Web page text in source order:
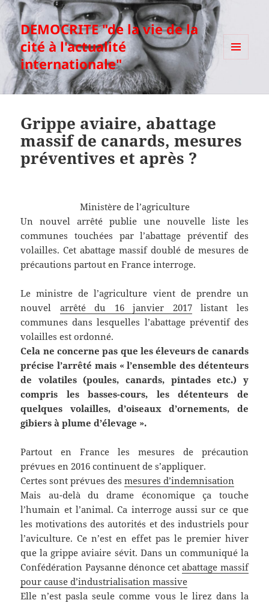
DEMOCRITE "de la vie de la
cité à l'actualité
internationale"
Grippe aviaire, abattage
massif de canards, mesures
préventives et après ?
Ministère de l’agriculture
Un nouvel arrêté publie une nouvelle liste les
communes touchées par l’abattage préventif des
volailles. Cet abattage massif doublé de mesures de
précautions partout en France interroge.
Le ministre de l’agriculture vient de prendre un
nouvel arrêté du 16 janvier 2017listant les
communes dans lesquelles l’abattage préventif des
volailles est ordonné.
Cela ne concerne pas que les éleveurs de canards
précise l’arrêté mais « l’ensemble des détenteurs
de volatiles (poules, canards, pintades etc.) y
compris les basses-cours, les détenteurs de
quelques volailles, d’oiseaux d’ornements, de
gibiers à plume d’élevage ».
Partout en France les mesures de précaution
prévues en 2016 continuent de s’appliquer.
Certes sont prévues desmesures d’indemnisation
Mais au-delà du drame économique ça touche
l’humain et l’animal. Ca interroge aussi sur ce que
les motivations des autorités et des industriels pour
l’aviculture. Ce n’est en effet pas le premier hiver
que la grippe aviaire sévit. Dans un communiqué la
Confédération Paysanne dénonce cetabattage massif
pour cause d’industrialisation massive
Elle n’est pasla seule comme vous le lirez dans la